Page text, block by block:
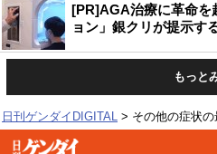
[PR]AGA治療に革命を
ョン」銀クリが提示す
もっと
日刊ゲンダイDIGITAL その他の症状